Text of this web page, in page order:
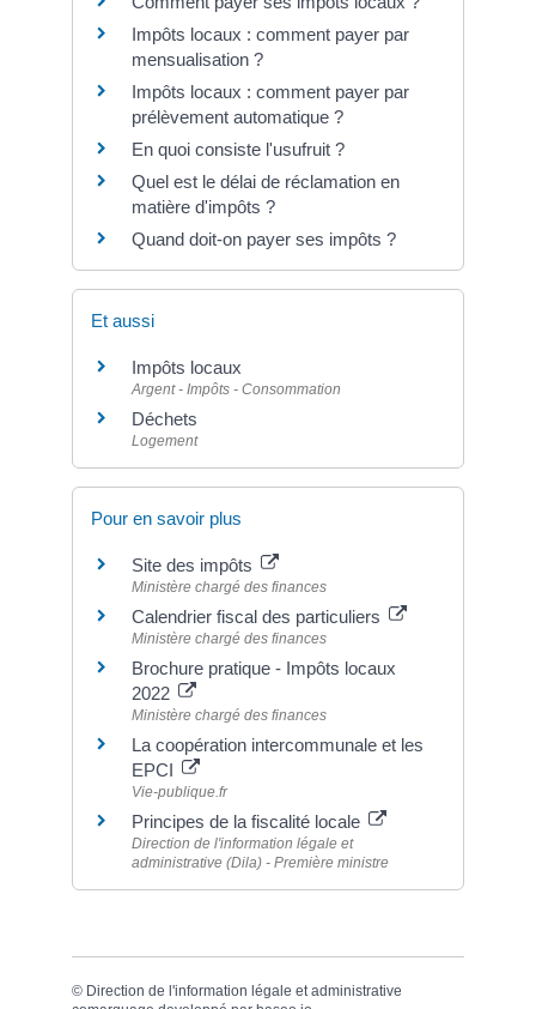
Impôts locaux : comment payer par
mensualisation ?
Impôts locaux : comment payer par
prélèvement automatique ?
En quoi consiste l'usufruit ?
Quel est le délai de réclamation en
matière d'impôts ?
Quand doit-on payer ses impôts ?
Et aussi
Impôts locaux
Argent - Impôts - Consommation
Déchets
Logement
Pour en savoir plus
Site des impôts
Ministère chargé des finances
Calendrier fiscal des particuliers
Ministère chargé des finances
Brochure pratique - Impôts locaux
2022
Ministère chargé des finances
La coopération intercommunale et les
EPCI
Vie-publique.fr
Principes de la fiscalité locale
Direction de l'information légale et
administrative (Dila) - Première ministre
© Direction de l'information légale et administrative